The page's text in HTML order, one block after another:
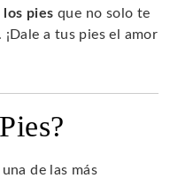
pies que no solo te
a tus pies el amor
de las más